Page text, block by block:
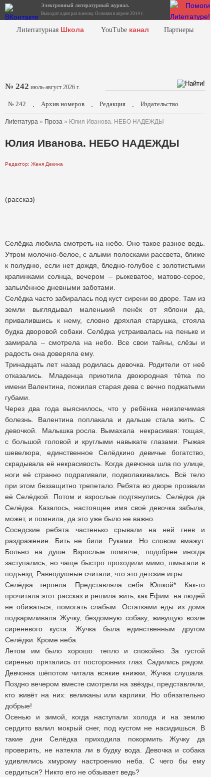
Электронный литературный журнал.
Выходит один раз в месяц. Основан в апреле 2014 г.
Лиterraтурная Школа YouTube канал Партнеры
№ 242 июль-август 2026 г.
№ 242 . Архив номеров . Редакция . Издательство
Лиterraтура » Проза » Юлия Иванова. НЕБО НАДЕЖДЫ
Юлия Иванова. НЕБО НАДЕЖДЫ
Редактор: Женя Декина
(рассказ)
Селёдка любила смотреть на небо. Оно такое разное ведь.
Утром молочно-белое, с алыми полосками рассвета, ближе
к полудню, если нет дождя, бледно-голубое с золотистыми
крапинками солнца, вечером – рыжеватое, матово-серое,
запылённое дневными заботами.
Селёдка часто забиралась под куст сирени во дворе. Там из
земли выглядывал маленький пенёк от яблони да,
привалившись к нему, словно дряхлая старушка, стояла
будка дворовой собаки. Селёдка устраивалась на пеньке и
замирала – смотрела на небо. Все свои тайны, слёзы и
радость она доверяла ему.
Тринадцать лет назад родилась девочка. Родители от неё
отказались. Младенца приютила двоюродная тётка по
имени Валентина, пожилая старая дева с вечно поджатыми
губами.
Через два года выяснилось, что у ребёнка неизлечимая
болезнь. Валентина поплакала и дальше стала жить. С
девочкой. Малышка росла. Вымахала некрасивая: тощая,
с большой головой и круглыми навыкате глазами. Рыжая
шевелюра, единственное Селёдкино девичье богатство,
скрадывала её некрасивость. Когда девчонка шла по улице,
ноги её странно подрагивали, подволакивались. Всё тело
при этом беззащитно трепетало. Ребята во дворе прозвали
её Селёдкой. Потом и взрослые подтянулись: Селёдка да
Селёдка. Казалось, настоящее имя своё девочка забыла,
может, и помнила, да это уже было не важно.
Соседские ребята частенько срывали на ней гнев и
раздражение. Бить не били. Руками. Но словом вмажут.
Больно на душе. Взрослые помягче, подобрее иногда
заступались, но чаще быстро проходили мимо, шмыгали в
подъезд. Равнодушные считали, что это детские игры.
Селёдка терпела. Представляла себя Юшкой*. Как-то
прочитала этот рассказ и решила жить, как Ефим: на людей
не обижаться, помогать слабым. Остатками еды из дома
подкармливала Жучку, бездомную собаку, живущую возле
сиреневого куста. Жучка была единственным другом
Селёдки. Кроме неба.
Летом им было хорошо: тепло и спокойно. За густой
сиренью прятались от посторонних глаз. Садились рядом.
Девчонка шёпотом читала всякие книжки, Жучка слушала.
Поздно вечером вместе смотрели на звёзды, представляли,
кто живёт на них: великаны или карлики. Но обязательно
добрые!
Осенью и зимой, когда наступали холода и на землю
сердито валил мокрый снег, под кустом не насидишься. В
такие дни Селёдка приходила покормить Жучку да
проверить, не натекла ли в будку вода. Девочка и собака
удивлялись хмурому настроению неба. С чего бы ему
сердиться? Никто его не обзывает ведь?